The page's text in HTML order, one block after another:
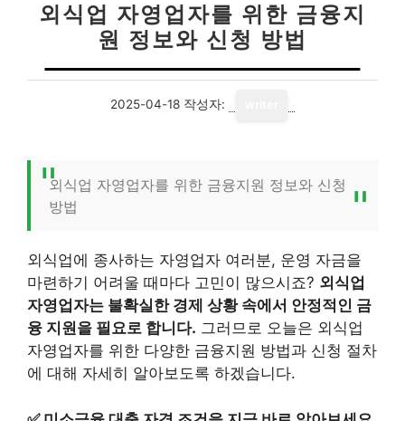
외식업 자영업자를 위한 금융지
원 정보와 신청 방법
2025-04-18 작성자:
외식업 자영업자를 위한 금융지원 정보와 신청
방법
외식업에 종사하는 자영업자 여러분, 운영 자금을
마련하기 어려울 때마다 고민이 많으시죠? 외식업
자영업자는 불확실한 경제 상황 속에서 안정적인 금
융 지원을 필요로 합니다. 그러므로 오늘은 외식업
자영업자를 위한 다양한 금융지원 방법과 신청 절차
에 대해 자세히 알아보도록 하겠습니다.